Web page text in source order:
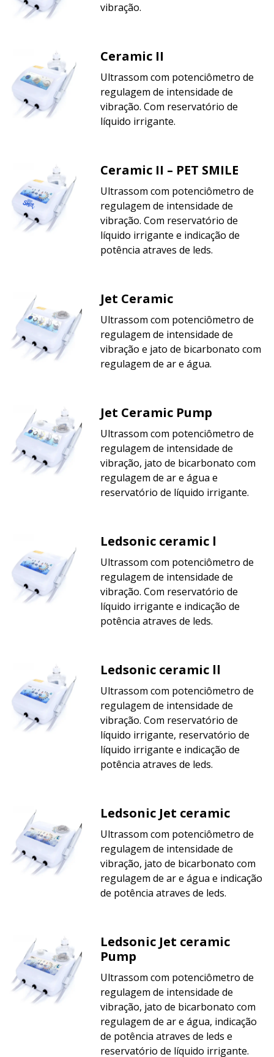
vibração.
Ceramic II
Ultrassom com potenciômetro de
regulagem de intensidade de
vibração. Com reservatório de
líquido irrigante.
Ceramic II – PET SMILE
Ultrassom com potenciômetro de
regulagem de intensidade de
vibração. Com reservatório de
líquido irrigante e indicação de
potência atraves de leds.
Jet Ceramic
Ultrassom com potenciômetro de
regulagem de intensidade de
vibração e jato de bicarbonato com
regulagem de ar e água.
Jet Ceramic Pump
Ultrassom com potenciômetro de
regulagem de intensidade de
vibração, jato de bicarbonato com
regulagem de ar e água e
reservatório de líquido irrigante.
Ledsonic ceramic l
Ultrassom com potenciômetro de
regulagem de intensidade de
vibração. Com reservatório de
líquido irrigante e indicação de
potência atraves de leds.
Ledsonic ceramic ll
Ultrassom com potenciômetro de
regulagem de intensidade de
vibração. Com reservatório de
líquido irrigante, reservatório de
líquido irrigante e indicação de
potência atraves de leds.
Ledsonic Jet ceramic
Ultrassom com potenciômetro de
regulagem de intensidade de
vibração, jato de bicarbonato com
regulagem de ar e água e indicação
de potência atraves de leds.
Ledsonic Jet ceramic
Pump
Ultrassom com potenciômetro de
regulagem de intensidade de
vibração, jato de bicarbonato com
regulagem de ar e água, indicação
de potência atraves de leds e
reservatório de líquido irrigante.